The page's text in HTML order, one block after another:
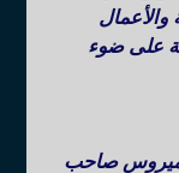
على ضوء
صاحب